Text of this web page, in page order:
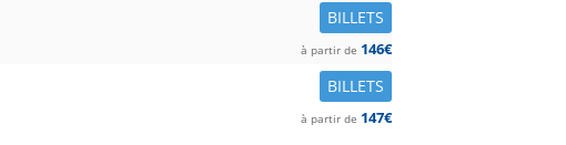
BILLETS
à partir de 146€
BILLETS
à partir de 147€